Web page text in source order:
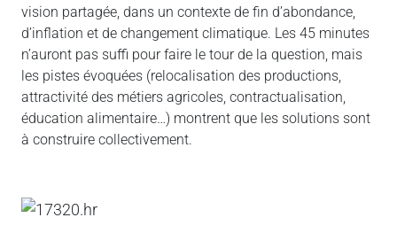
vision partagée, dans un contexte de fin d’abondance,
d’inflation et de changement climatique. Les 45 minutes
n’auront pas suffi pour faire le tour de la question, mais
les pistes évoquées (relocalisation des productions,
attractivité des métiers agricoles, contractualisation,
éducation alimentaire…) montrent que les solutions sont
à construire collectivement.